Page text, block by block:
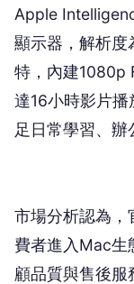
Apple
顯示器，解析
特，內建1080p
達16小時影片
足日常學習、
市場分析認為，
費者進入Mac生
顧品質與售後服